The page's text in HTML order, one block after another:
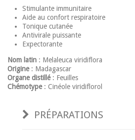
Stimulante immunitaire
Aide au confort respiratoire
Tonique cutanée
Antivirale puissante
Expectorante
Nom latin : Melaleuca viridiflora
Origine: Madagascar
Organe distillé: Feuilles
Chémotype: Cinéole viridiflorol
PRÉPARATIONS